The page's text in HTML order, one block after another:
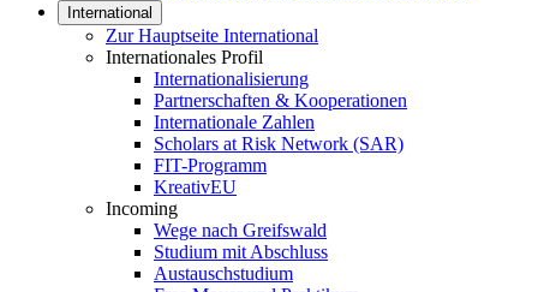
International
Zur Hauptseite International
Internationales Profil
Internationalisierung
Partnerschaften & Kooperationen
Internationale Zahlen
Scholars at Risk Network (SAR)
FIT-Programm
KreativEU
Incoming
Wege nach Greifswald
Studium mit Abschluss
Austauschstudium